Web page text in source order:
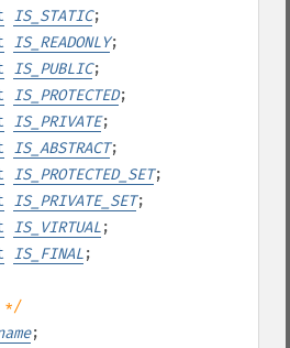
IS_STATIC;
IS_READONLY;
IS_PUBLIC;
IS_PROTECTED;
IS_PRIVATE;
IS_ABSTRACT;
IS_PROTECTED_SET;
IS_PRIVATE_SET;
IS_VIRTUAL;
IS_FINAL;
*/
;